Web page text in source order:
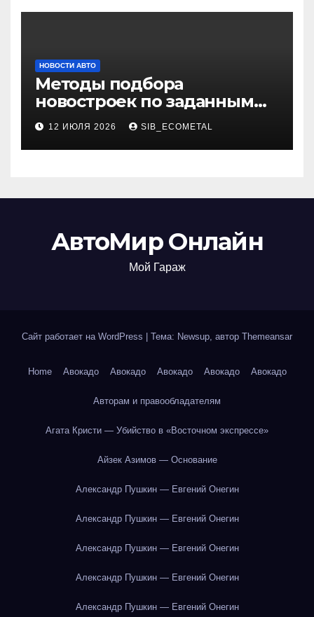
НОВОСТИ АВТО
Методы подбора
новостроек по заданным
критериям
12 ИЮЛЯ 2026 SIB_ECOMETAL
АвтоМир Онлайн
Мой Гараж
Сайт работает на WordPress Тема: Newsup, автор Themeansar
Home Авокадо Авокадо Авокадо Авокадо Авокадо
Авторам и правообладателям
Агата Кристи — Убийство в «Восточном экспрессе»
Айзек Азимов — Основание
Александр Пушкин — Евгений Онегин
Александр Пушкин — Евгений Онегин
Александр Пушкин — Евгений Онегин
Александр Пушкин — Евгений Онегин
Александр Пушкин — Евгений Онегин